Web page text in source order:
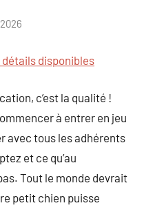
détails disponibles
c’est la qualité !
à entrer en jeu
avec tous les adhérents
et ce qu’au
Tout le monde devrait
petit chien puisse